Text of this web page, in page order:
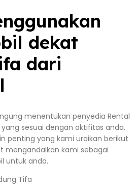
dekat
dari
menentukan penyedia Rental
sesuai dengan aktifitas anda.
penting yang kami uraikan berikut
mengandalkan kami sebagai
untuk anda.